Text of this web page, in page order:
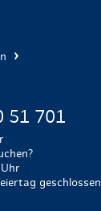
51 701
geschlossen